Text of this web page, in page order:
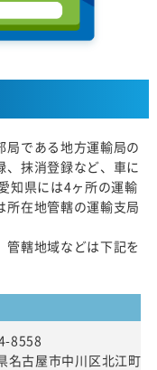
局である地方運輸局の
抹消登録など、車に
知県には4ヶ所の運輸
所在地管轄の運輸支局
管轄地域などは下記を
8558
名古屋市中川区北江町1